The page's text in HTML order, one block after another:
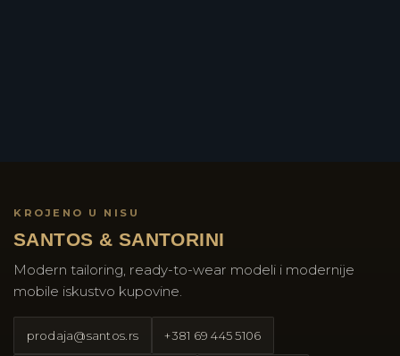
KROJENO U NISU
SANTOS & SANTORINI
Modern tailoring, ready-to-wear modeli i modernije
mobile iskustvo kupovine.
prodaja@santos.rs +381 69 445 5106